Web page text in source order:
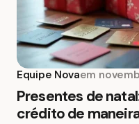
Equipe Novaem
Presentes de
crédito de